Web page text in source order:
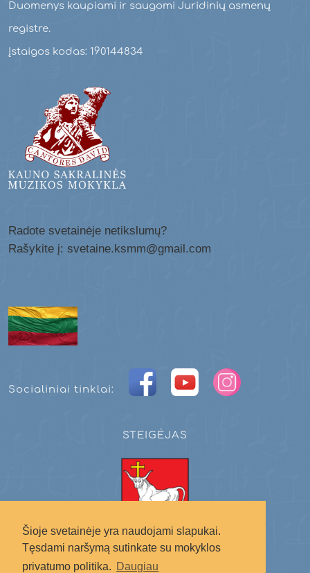
Šioje svetainėje yra naudojami slapukai.
Tęsdami naršymą sutinkate su mokyklos
privatumo politika. Daugiau
Duomenys kaupiami ir saugomi Juridinių asmenų
registre.
Įstaigos kodas: 190144834
Radote svetainėje netikslumų?
Rašykite į: svetaine.ksmm@gmail.com
Socialiniai tinklai:
STEIGĖJAS
Kauno miesto savivaldybė